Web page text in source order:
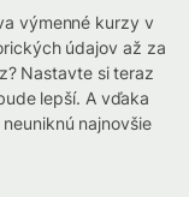
výmenné kurzy v
údajov až za
Nastavte si teraz
lepší. A vďaka
najnovšie